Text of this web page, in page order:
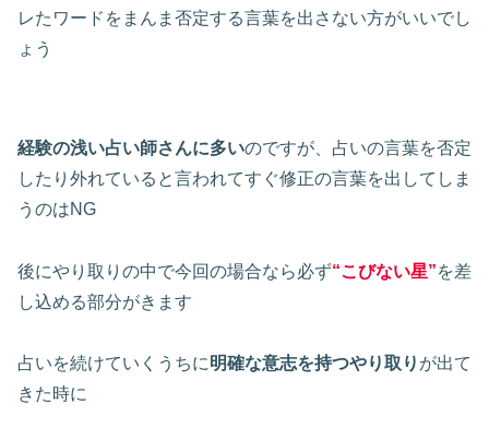
レたワードをまんま否定する言葉を出さない方がいいでし
ょう
経験の浅い占い師さんに多いのですが、占いの言葉を否定
したり外れていると言われてすぐ修正の言葉を出してしま
うのはNG
後にやり取りの中で今回の場合なら必ず“こびない星”を差
し込める部分がきます
占いを続けていくうちに明確な意志を持つやり取り が出て
きた時に